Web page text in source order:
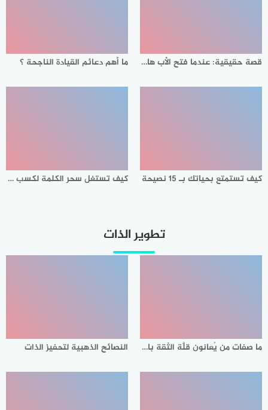
قصة حقيقية: عندما فتح الأب هاتف ابنته وجد مفاجأة ما أهم دعائم القيادة الناجحة ؟
كيف تستمتع بحياتك بـ 15 نصيحة كيف تستغل سحر الكلمة لكسب محبة الآخرين ؟
تطوير الذات
ما صفات من يُعانون قلَّة الثقة بالنفس ؟ وكيف تزيد من ثقتك بنفسك؟ النصائح الذهبية لتحفيز الذات